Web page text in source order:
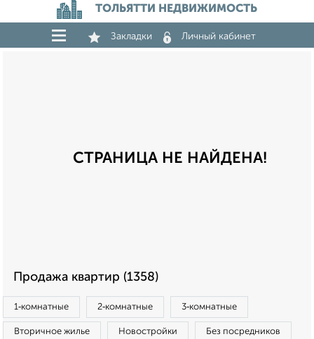
ТОЛЬЯТТИ НЕДВИЖИМОСТЬ
Закладки Личный кабинет
СТРАНИЦА НЕ НАЙДЕНА!
Продажа квартир (1358)
1‑комнатные 2‑комнатные 3‑комнатные
Вторичное жилье Новостройки Без посредников